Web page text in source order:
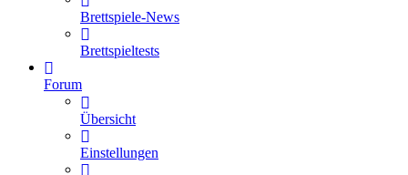
Brettspiele-News
Brettspieltests
Forum
Übersicht
Einstellungen